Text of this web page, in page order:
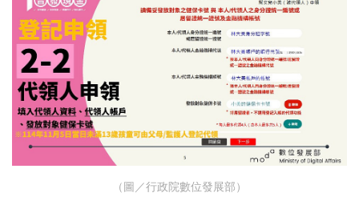
（圖／行政院數位發展部）